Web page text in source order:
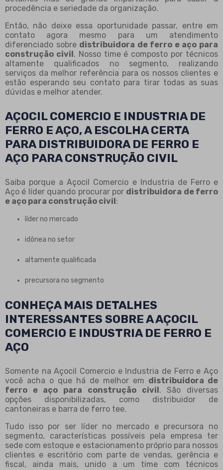
procedência e seriedade da organização.
Então, não deixe essa oportunidade passar, entre em
contato agora mesmo para um atendimento
diferenciado sobre distribuidora de ferro e aço para
construção civil. Nosso time é composto por técnicos
altamente qualificados no segmento, realizando
serviços da melhor referência para os nossos clientes e
estão esperando seu contato para tirar todas as suas
dúvidas e melhor atender.
AÇOCIL COMERCIO E INDUSTRIA DE
FERRO E AÇO, A ESCOLHA CERTA
PARA DISTRIBUIDORA DE FERRO E
AÇO PARA CONSTRUÇÃO CIVIL
Saiba porque a Açocil Comercio e Industria de Ferro e
Aço é líder quando procurar por distribuidora de ferro
e aço para construção civil:
líder no mercado
idônea no setor
altamente qualificada
precursora no segmento
CONHEÇA MAIS DETALHES
INTERESSANTES SOBRE A AÇOCIL
COMERCIO E INDUSTRIA DE FERRO E
AÇO
Somente na Açocil Comercio e Industria de Ferro e Aço
você acha o que há de melhor em distribuidora de
ferro e aço para construção civil. São diversas
opções disponibilizadas, como distribuidor de
cantoneiras e barra de ferro tee.
Tudo isso por ser líder no mercado e precursora no
segmento, características possíveis pela empresa ter
sede com estoque e estacionamento próprio para nossos
clientes e escritório com parte de vendas, gerência e
fiscal, ainda mais, unido a um time com técnicos